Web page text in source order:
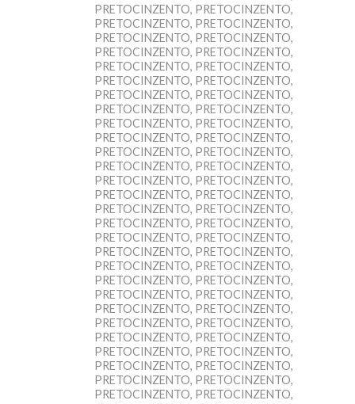
PRETOCINZENTO, PRETOCINZENTO,
PRETOCINZENTO, PRETOCINZENTO,
PRETOCINZENTO, PRETOCINZENTO,
PRETOCINZENTO, PRETOCINZENTO,
PRETOCINZENTO, PRETOCINZENTO,
PRETOCINZENTO, PRETOCINZENTO,
PRETOCINZENTO, PRETOCINZENTO,
PRETOCINZENTO, PRETOCINZENTO,
PRETOCINZENTO, PRETOCINZENTO,
PRETOCINZENTO, PRETOCINZENTO,
PRETOCINZENTO, PRETOCINZENTO,
PRETOCINZENTO, PRETOCINZENTO,
PRETOCINZENTO, PRETOCINZENTO,
PRETOCINZENTO, PRETOCINZENTO,
PRETOCINZENTO, PRETOCINZENTO,
PRETOCINZENTO, PRETOCINZENTO,
PRETOCINZENTO, PRETOCINZENTO,
PRETOCINZENTO, PRETOCINZENTO,
PRETOCINZENTO, PRETOCINZENTO,
PRETOCINZENTO, PRETOCINZENTO,
PRETOCINZENTO, PRETOCINZENTO,
PRETOCINZENTO, PRETOCINZENTO,
PRETOCINZENTO, PRETOCINZENTO,
PRETOCINZENTO, PRETOCINZENTO,
PRETOCINZENTO, PRETOCINZENTO,
PRETOCINZENTO, PRETOCINZENTO,
PRETOCINZENTO, PRETOCINZENTO,
PRETOCINZENTO, PRETOCINZENTO,